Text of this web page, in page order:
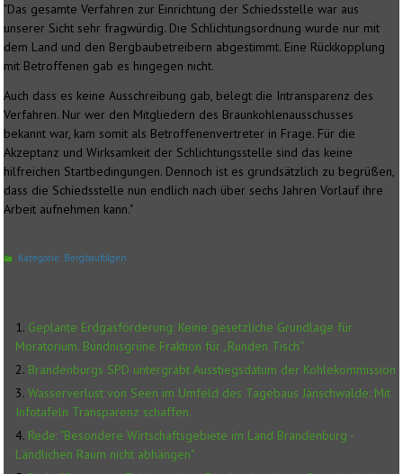
"Das gesamte Verfahren zur Einrichtung der Schiedsstelle war aus
unserer Sicht sehr fragwürdig. Die Schlichtungsordnung wurde nur mit
dem Land und den Bergbaubetreibern abgestimmt. Eine Rückkopplung
mit Betroffenen gab es hingegen nicht.
Auch dass es keine Ausschreibung gab, belegt die Intransparenz des
Verfahren. Nur wer den Mitgliedern des Braunkohlenausschusses
bekannt war, kam somit als Betroffenenvertreter in Frage. Für die
Akzeptanz und Wirksamkeit der Schlichtungsstelle sind das keine
hilfreichen Startbedingungen. Dennoch ist es grundsätzlich zu begrüßen,
dass die Schiedsstelle nun endlich nach über sechs Jahren Vorlauf ihre
Arbeit aufnehmen kann."
Kategorie: Bergbaufolgen
Geplante Erdgasförderung: Keine gesetzliche Grundlage für
Moratorium. Bündnisgrüne Fraktion für „Runden Tisch“
Brandenburgs SPD untergräbt Ausstiegsdatum der Kohlekommission
Wasserverlust von Seen im Umfeld des Tagebaus Jänschwalde: Mit
Infotafeln Transparenz schaffen.
Rede: "Besondere Wirtschaftsgebiete im Land Brandenburg -
Ländlichen Raum nicht abhängen"